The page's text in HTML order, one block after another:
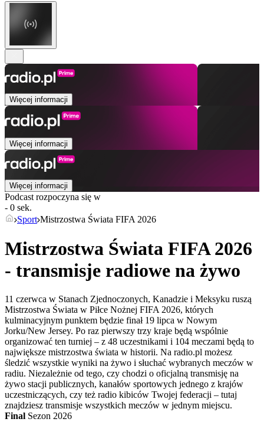
Więcej informacji
Więcej informacji
Więcej informacji
Podcast rozpoczyna się w
- 0 sek.
Sport Mistrzostwa Świata FIFA 2026
Mistrzostwa Świata FIFA 2026
- transmisje radiowe na żywo
11 czerwca w Stanach Zjednoczonych, Kanadzie i Meksyku ruszą
Mistrzostwa Świata w Piłce Nożnej FIFA 2026, których
kulminacyjnym punktem będzie finał 19 lipca w Nowym
Jorku/New Jersey. Po raz pierwszy trzy kraje będą wspólnie
organizować ten turniej – z 48 uczestnikami i 104 meczami będą to
największe mistrzostwa świata w historii. Na radio.pl możesz
śledzić wszystkie wyniki na żywo i słuchać wybranych meczów w
radiu. Niezależnie od tego, czy chodzi o oficjalną transmisję na
żywo stacji publicznych, kanałów sportowych jednego z krajów
uczestniczących, czy też radio kibiców Twojej federacji – tutaj
znajdziesz transmisje wszystkich meczów w jednym miejscu.
Final Sezon 2026